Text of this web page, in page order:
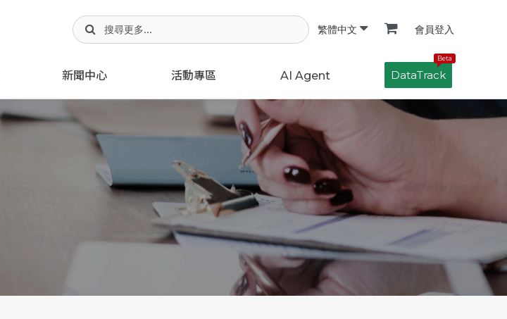
繁體中文 會員登入
新聞中心 活動專區 AI Agent
Beta
DataTrack